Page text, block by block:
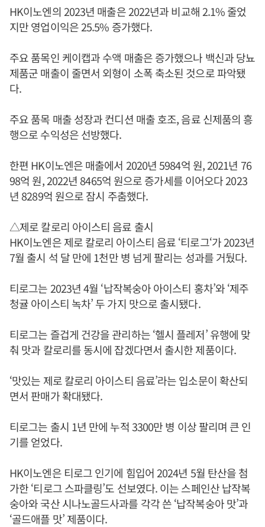
HK이노엔의 2023년 매출은 2022년과 비교해 2.1% 줄었
지만 영업이익은 25.5% 증가했다.
주요 품목인 케이캡과 수액 매출은 증가했으나 백신과 당뇨
제품군 매출이 줄면서 외형이 소폭 축소된 것으로 파악됐
다.
주요 품목 매출 성장과 컨디션 매출 호조, 음료 신제품의 흥
행으로 수익성은 선방했다.
한편 HK이노엔은 매출에서 2020년 5984억 원, 2021년 76
98억 원, 2022년 8465억 원으로 증가세를 이어오다 2023
년 8289억 원으로 잠시 주춤했다.
△제로 칼로리 아이스티 음료 출시
HK이노엔은 제로 칼로리 아이스티 음료 ‘티로그‘가 2023년
7월 출시 석 달 만에 1천만 병 넘게 팔리는 성과를 거뒀다.
티로그는 2023년 4월 ‘납작복숭아 아이스티 홍차’와 ‘제주
청귤 아이스티 녹차’ 두 가지 맛으로 출시됐다.
티로그는 즐겁게 건강을 관리하는 ‘헬시 플레저’ 유행에 맞
춰 맛과 칼로리를 동시에 잡겠다면서 출시한 제품이다.
‘맛있는 제로 칼로리 아이스티 음료’라는 입소문이 확산되
면서 판매가 확대됐다.
티로그는 출시 1년 만에 누적 3300만 병 이상 팔리며 큰 인
기를 얻었다.
HK이노엔은 티로그 인기에 힘입어 2024년 5월 탄산을 첨
가한 ‘티로그 스파클링’도 선보였다. 이는 스페인산 납작복
숭아와 국산 시나노골드사과를 각각 쓴 ‘납작복숭아 맛’과
‘골드애플 맛’ 제품이다.